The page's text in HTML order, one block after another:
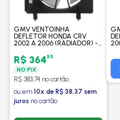
GMV VENTOINHA
DEFLETOR HONDA CRV
2002 A 2006 (RADIADOR) -
R$ 36455
NO PIX
R$ 383,74 no cartão
ou em 10x de R$ 38,37 sem
juros no cartão